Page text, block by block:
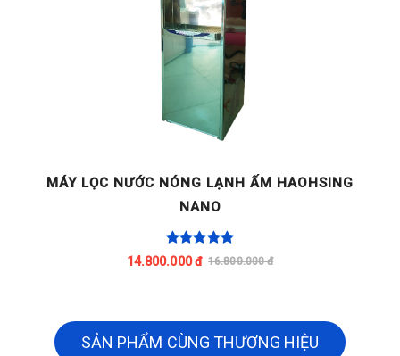
MÁY LỌC NƯỚC NÓNG LẠNH ẤM HAOHSING
NANO
14.800.000 đ 16.800.000 đ
SẢN PHẨM CÙNG THƯƠNG HIỆU